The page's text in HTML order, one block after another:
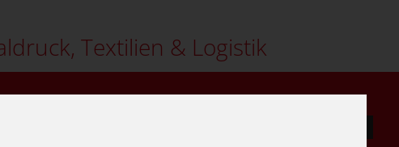
Textilien & Logistik